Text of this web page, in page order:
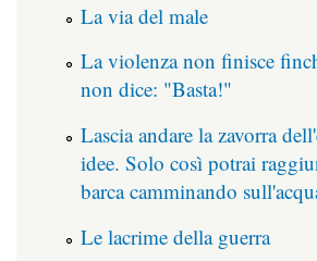
La via del male
La violenza non finisce
non dice: "Basta!"
Lascia andare la zavorra
idee. Solo così potrai
barca camminando
Le lacrime della guerra